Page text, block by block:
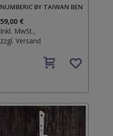
NUMBERIC BY TAIWAN BEN
59,00 €
Inkl. MwSt.,
zzgl.Versand
den